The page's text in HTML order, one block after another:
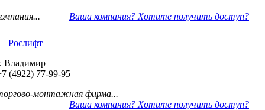
Ваша компания? Хотите получить доступ?
Рослифт
Владимир
(4922) 77-99-95
монтажная фирма...
Ваша компания? Хотите получить доступ?